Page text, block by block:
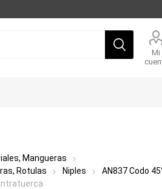
Mi
Mangueras
Rotulas
Niples
AN837 Codo